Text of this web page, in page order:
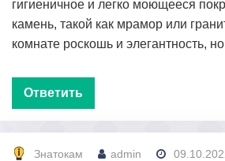
гигиеничное и легко моющееся
камень, такой как мрамор или
комнате роскошь и элегантность,
Ответить
Знатокам admin